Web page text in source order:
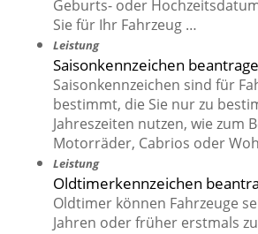
Geburts- oder
Sie für Ihr Fahrzeug …
Leistung
Saisonkennzeichen
Saisonkennzeichen sind für
bestimmt, die Sie nur zu
Jahreszeiten nutzen, wie zum
Motorräder, Cabrios oder
Leistung
Oldtimerkennzeichen
Oldtimer können Fahrzeuge
Jahren oder früher erstmals